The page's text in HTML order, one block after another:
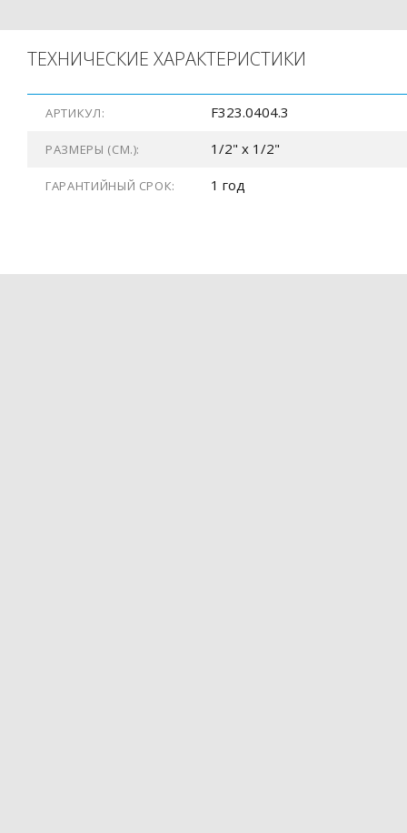
ТЕХНИЧЕСКИЕ ХАРАКТЕРИСТИКИ
АРТИКУЛ: F323.0404.3
РАЗМЕРЫ (СМ.): 1/2" x 1/2"
ГАРАНТИЙНЫЙ СРОК: 1 год